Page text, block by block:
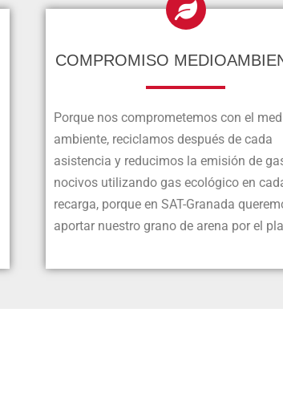
COMPROMISO
Porque nos comprometemos con el
ambiente, reciclamos después de cada
asistencia y reducimos la emisión de
nocivos utilizando gas ecológico en
recarga, porque en SAT-Granada
aportar nuestro grano de arena por el